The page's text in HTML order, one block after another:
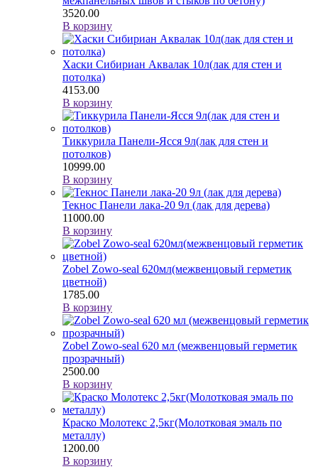
3520.00
В корзину
Хаски Сибириан Аквалак 10л(лак для стен и
потолка)
4153.00
В корзину
Тиккурила Панели-Ясся 9л(лак для стен и
потолков)
10999.00
В корзину
Текнос Панели лака-20 9л (лак для дерева)
11000.00
В корзину
Zobel Zowo-seal 620мл(межвенцовый герметик
цветной)
1785.00
В корзину
Zobel Zowo-seal 620 мл (межвенцовый герметик
прозрачный)
2500.00
В корзину
Краско Молотекс 2,5кг(Молотковая эмаль по
металлу)
1200.00
В корзину